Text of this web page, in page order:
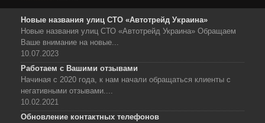
Новые названия улиц СТО «Автотрейд Украина»
Новые названия улиц СТО «Автотрейд Украина» Обращаем
Ваше внимание на новые...
10.07.2023
Работаем с Вашими отзывами
Начиная с 2020 года, к нам начали обращаться клиенты с
негативными отзывами....
10.02.2021
Обновление контактных телефонов